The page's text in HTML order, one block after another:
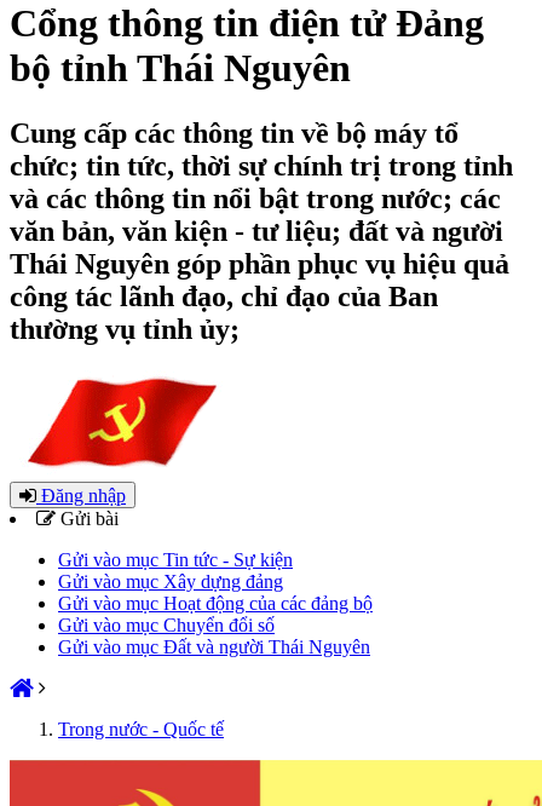
Cổng thông tin điện tử Đảng
bộ tỉnh Thái Nguyên
Cung cấp các thông tin về bộ máy tổ
chức; tin tức, thời sự chính trị trong tỉnh
và các thông tin nổi bật trong nước; các
văn bản, văn kiện - tư liệu; đất và người
Thái Nguyên góp phần phục vụ hiệu quả
công tác lãnh đạo, chỉ đạo của Ban
thường vụ tỉnh ủy;
Đăng nhập
Gửi bài
Gửi vào mục Tin tức - Sự kiện
Gửi vào mục Xây dựng đảng
Gửi vào mục Hoạt động của các đảng bộ
Gửi vào mục Chuyển đổi số
Gửi vào mục Đất và người Thái Nguyên
Trong nước - Quốc tế